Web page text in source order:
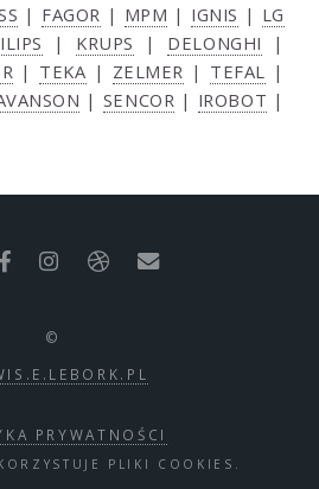
| FAGOR | MPM | IGNIS | LG
| KRUPS | DELONGHI |
| TEKA | ZELMER | TEFAL |
| SENCOR | IROBOT |
©
PRYWATNOŚCI
PLIKI COOKIES.